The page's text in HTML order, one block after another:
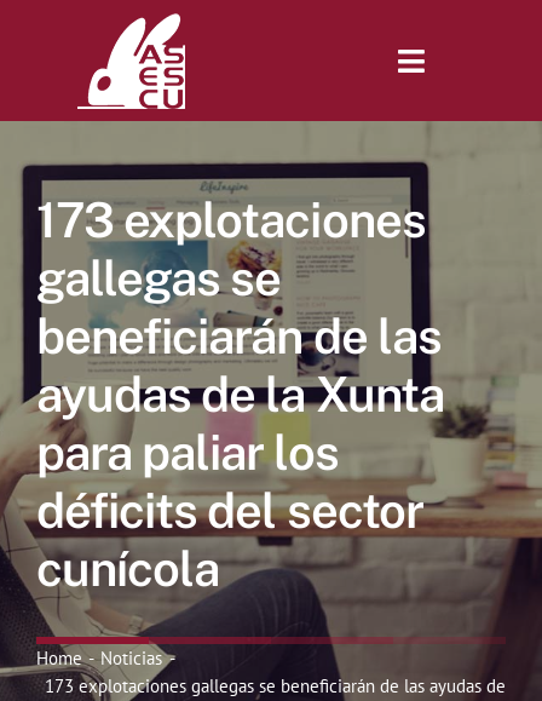
Toggle
Inicio
Revista
Tienda
Lonjas
Symposiums
Noticias
Hazte Socio
173 explotaciones
gallegas se
beneficiarán de las
ayudas de la Xunta
para paliar los
déficits del sector
cunícola
Home
Noticias
173 explotaciones gallegas se beneficiarán de las ayudas de